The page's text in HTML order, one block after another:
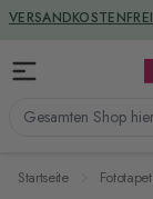
Zum Inhalt springen
Gesamten Shop
VERSANDKOSTENFREI
GREENGUARD
Startseite